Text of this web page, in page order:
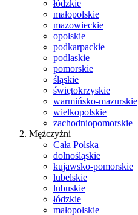
łódzkie
małopolskie
mazowieckie
opolskie
podkarpackie
podlaskie
pomorskie
śląskie
świętokrzyskie
warmińsko-mazurskie
wielkopolskie
zachodniopomorskie
Mężczyźni
Cała Polska
dolnośląskie
kujawsko-pomorskie
lubelskie
lubuskie
łódzkie
małopolskie